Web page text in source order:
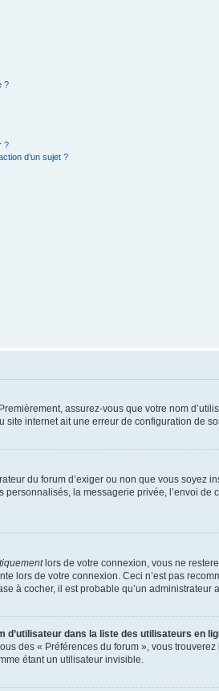
?
?
d’un sujet ?
assurez-vous que votre nom
internet ait une erreur de configuration de
du forum d’exiger ou non que vous
la messagerie privée, l’envoi
lors de votre connexion, vous ne
lors de votre connexion. Ceci n’est pas
à cocher, il est probable qu’un administrateur
d’utilisateur dans la liste des utilisateurs en
des « Préférences du forum », vous trouverez
étant un utilisateur invisible.